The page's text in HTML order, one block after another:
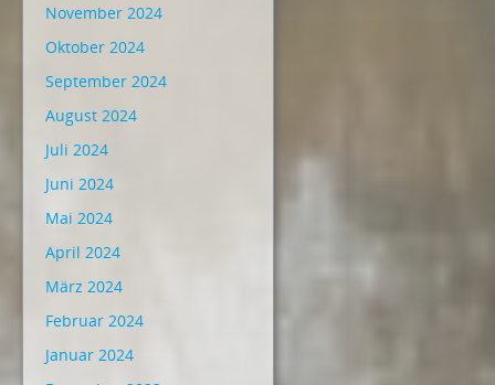
November 2024
Oktober 2024
September 2024
August 2024
Juli 2024
Juni 2024
Mai 2024
April 2024
März 2024
Februar 2024
Januar 2024